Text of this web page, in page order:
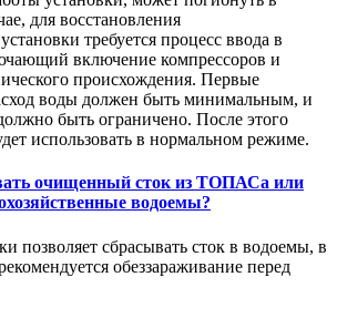
для восстановления
требуется процесс ввода в
включение компрессоров и
происхождения. Первые
воды должен быть минимальным, и
быть ограничено. После этого
использовать в нормальном режиме.
очищенный сток из ТОПАСа или
водоемы?
позволяет сбрасывать сток в водоемы, в
обеззараживание перед